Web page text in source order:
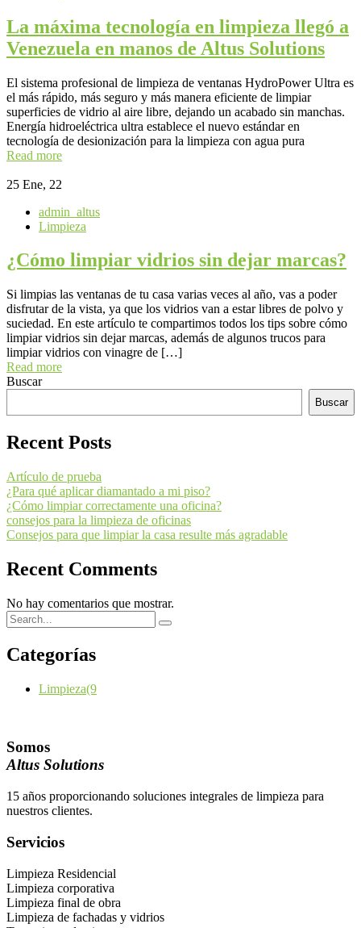
La máxima tecnología en limpieza llegó a
Venezuela en manos de Altus Solutions
El sistema profesional de limpieza de ventanas HydroPower Ultra es
el más rápido, más seguro y más manera eficiente de limpiar
superficies de vidrio al aire libre, dejando un acabado sin manchas.
Energía hidroeléctrica ultra establece el nuevo estándar en
tecnología de desionización para la limpieza con agua pura
Read more
25 Ene, 22
admin_altus
Limpieza
¿Cómo limpiar vidrios sin dejar marcas?
Si limpias las ventanas de tu casa varias veces al año, vas a poder
disfrutar de la vista, ya que los vidrios van a estar libres de polvo y
suciedad. En este artículo te compartimos todos los tips sobre cómo
limpiar vidrios sin dejar marcas, además de algunos trucos para
limpiar vidrios con vinagre de […]
Read more
Buscar
Buscar
Recent Posts
Artículo de prueba
¿Para qué aplicar diamantado a mi piso?
¿Cómo limpiar correctamente una oficina?
consejos para la limpieza de oficinas
Consejos para que limpiar la casa resulte más agradable
Recent Comments
No hay comentarios que mostrar.
Categorías
Limpieza(9
Somos
Altus Solutions
15 años proporcionando soluciones integrales de limpieza para
nuestros clientes.
Servicios
Limpieza Residencial
Limpieza corporativa
Limpieza final de obra
Limpieza de fachadas y vidrios